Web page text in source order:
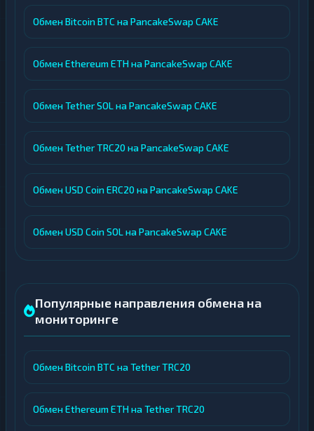
Обмен Bitcoin BTC на PancakeSwap CAKE
Обмен Ethereum ETH на PancakeSwap CAKE
Обмен Tether SOL на PancakeSwap CAKE
Обмен Tether TRC20 на PancakeSwap CAKE
Обмен USD Coin ERC20 на PancakeSwap CAKE
Обмен USD Coin SOL на PancakeSwap CAKE
Популярные направления обмена на
мониторинге
Обмен Bitcoin BTC на Tether TRC20
Обмен Ethereum ETH на Tether TRC20